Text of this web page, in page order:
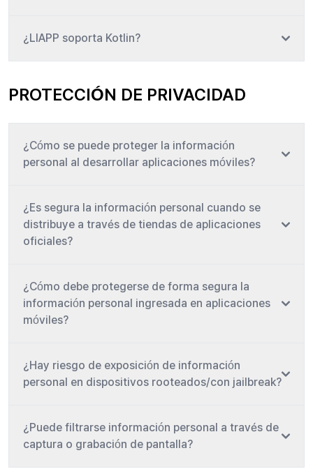
¿LIAPP soporta Kotlin?
PROTECCIÓN DE PRIVACIDAD
¿Cómo se puede proteger la información
personal al desarrollar aplicaciones móviles?
¿Es segura la información personal cuando se
distribuye a través de tiendas de aplicaciones
oficiales?
¿Cómo debe protegerse de forma segura la
información personal ingresada en aplicaciones
móviles?
¿Hay riesgo de exposición de información
personal en dispositivos rooteados/con jailbreak?
¿Puede filtrarse información personal a través de
captura o grabación de pantalla?